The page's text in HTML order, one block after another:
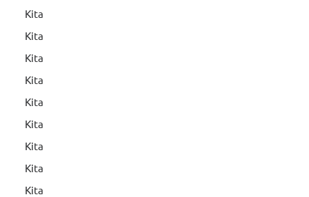
Kita
Kita
Kita
Kita
Kita
Kita
Kita
Kita
Kita